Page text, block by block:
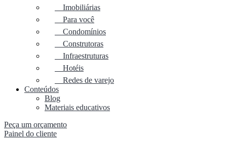
Imobiliárias
Para você
Condomínios
Construtoras
Infraestruturas
Hotéis
Redes de varejo
Conteúdos
Blog
Materiais educativos
Peça um orçamento
Painel do cliente